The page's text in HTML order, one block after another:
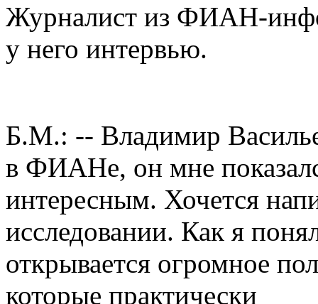
Журналист из ФИАН-
у него интервью.
Б.М.: -- Владимир
в ФИАНе, он мне
интересным. Хочется
исследовании. Как я
открывается огромное
которые практически